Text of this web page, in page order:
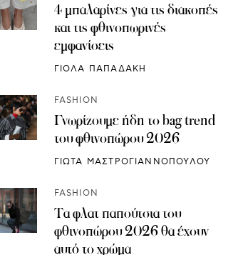
4 μπαλαρίνες για τις διακοπές
και τις φθινοπωρινές
εμφανίσεις
ΓΙΟΛΑ ΠΑΠΑΔΑΚΗ
FASHION
Γνωρίζουμε ήδη το bag trend
του φθινοπώρου 2026
ΓΙΩΤΑ ΜΑΣΤΡΟΓΙΑΝΝΟΠΟΥΛΟΥ
FASHION
Τα φλατ παπούτσια του
φθινοπώρου 2026 θα έχουν
αυτό το χρώμα